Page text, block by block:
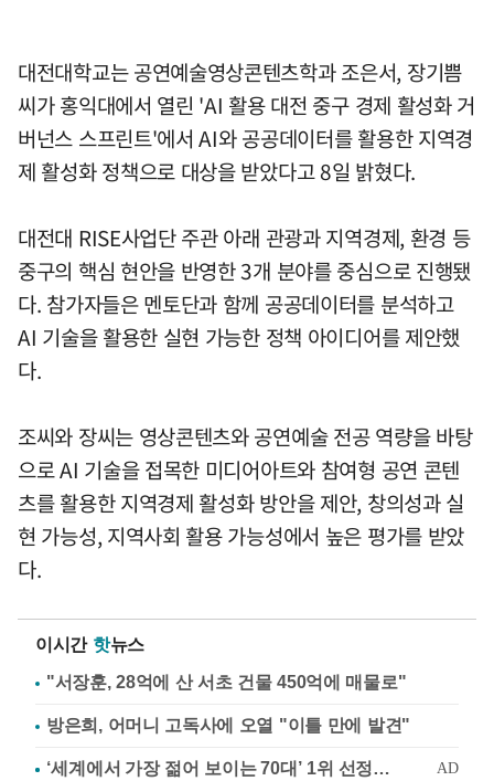
대전대학교는 공연예술영상콘텐츠학과 조은서, 장기쁨
씨가 홍익대에서 열린 'AI 활용 대전 중구 경제 활성화 거
버넌스 스프린트'에서 AI와 공공데이터를 활용한 지역경
제 활성화 정책으로 대상을 받았다고 8일 밝혔다.
대전대 RISE사업단 주관 아래 관광과 지역경제, 환경 등
중구의 핵심 현안을 반영한 3개 분야를 중심으로 진행됐
다. 참가자들은 멘토단과 함께 공공데이터를 분석하고
AI 기술을 활용한 실현 가능한 정책 아이디어를 제안했
다.
조씨와 장씨는 영상콘텐츠와 공연예술 전공 역량을 바탕
으로 AI 기술을 접목한 미디어아트와 참여형 공연 콘텐
츠를 활용한 지역경제 활성화 방안을 제안, 창의성과 실
현 가능성, 지역사회 활용 가능성에서 높은 평가를 받았
다.
이시간 핫뉴스
"서장훈, 28억에 산 서초 건물 450억에 매물로"
방은희, 어머니 고독사에 오열 "이틀 만에 발견"